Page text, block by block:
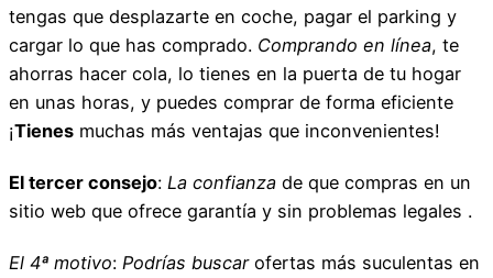
tengas que desplazarte en coche, pagar el parking y
cargar lo que has comprado. Comprando en línea, te
ahorras hacer cola, lo tienes en la puerta de tu hogar
en unas horas, y puedes comprar de forma eficiente
¡Tienes muchas más ventajas que inconvenientes!
El tercer consejo: La confianza de que compras en un
sitio web que ofrece garantía y sin problemas legales .
El 4ª motivo: Podrías buscarofertas más suculentas en